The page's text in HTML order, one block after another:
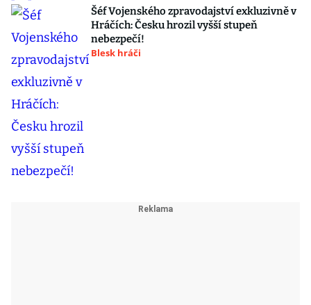
Šéf Vojenského zpravodajství exkluzivně v
Hráčích: Česku hrozil vyšší stupeň
nebezpečí!
Blesk hráči